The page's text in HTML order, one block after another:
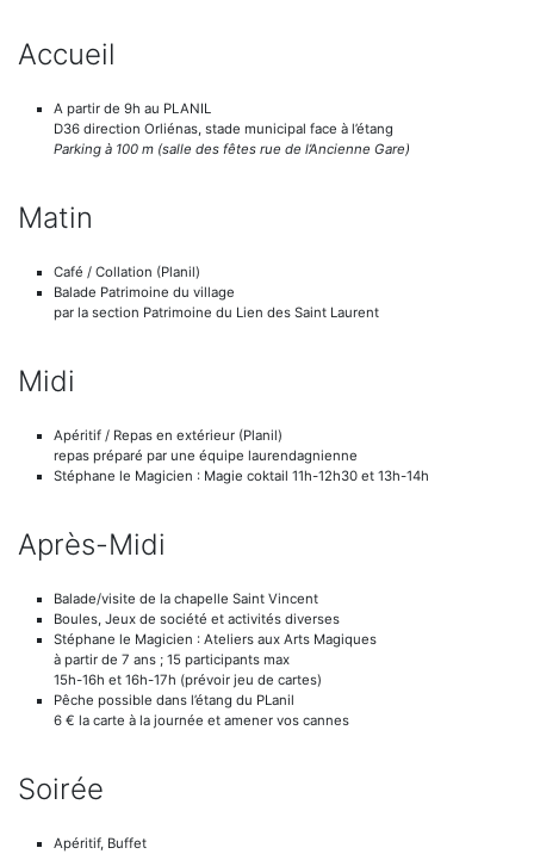
Accueil
A partir de 9h au PLANIL
D36 direction Orliénas, stade municipal face à l’étang
Parking à 100 m (salle des fêtes rue de l’Ancienne Gare)
Matin
Café / Collation (Planil)
Balade Patrimoine du village
par la section Patrimoine du Lien des Saint Laurent
Midi
Apéritif / Repas en extérieur (Planil)
repas préparé par une équipe laurendagnienne
Stéphane le Magicien : Magie coktail 11h-12h30 et 13h-14h
Après-Midi
Balade/visite de la chapelle Saint Vincent
Boules, Jeux de société et activités diverses
Stéphane le Magicien : Ateliers aux Arts Magiques
à partir de 7 ans ; 15 participants max
15h-16h et 16h-17h (prévoir jeu de cartes)
Pêche possible dans l’étang du PLanil
6 € la carte à la journée et amener vos cannes
Soirée
Apéritif, Buffet